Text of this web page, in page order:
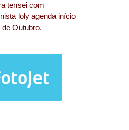
tensei com
loly agenda início
de Outubro.